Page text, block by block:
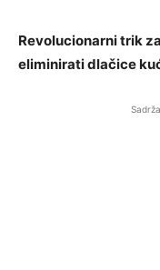
Revolucionarni trik
eliminirati dlačice